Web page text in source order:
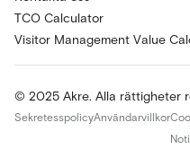
TCO Calculator
Visitor Management Value
© 2025 Akre. Alla rättigheter
SekretesspolicyAnvändarvillkor